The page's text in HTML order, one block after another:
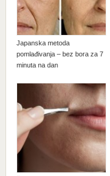
Japanska metoda
pomlađivanja – bez bora za 7
minuta na dan